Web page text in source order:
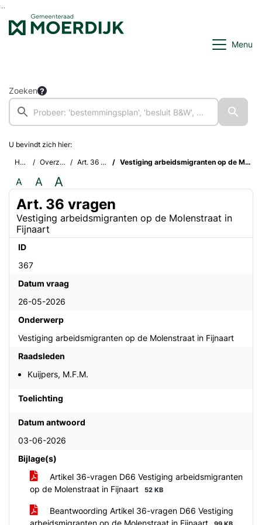
Ga naar de inhoud van deze pagina
Ga naar het zoeken
Ga naar het menu
Menu
Zoeken
U bevindt zich hier:
Home
Overzichten Art. 36 vragen Vestiging arbeidsmigranten op de Molenstraat in Fijnaart
A A A
Art. 36 vragen
Vestiging arbeidsmigranten op de Molenstraat in
Fijnaart
ID
367
Datum vraag
26-05-2026
Onderwerp
Vestiging arbeidsmigranten op de Molenstraat in Fijnaart
Raadsleden
Kuijpers, M.F.M.
Toelichting
Datum antwoord
03-06-2026
Bijlage(s)
Artikel 36-vragen D66 Vestiging arbeidsmigranten
op de Molenstraat in Fijnaart
52 KB
Beantwoording Artikel 36-vragen D66 Vestiging
arbeidsmigranten op de Molenstraat in Fijnaart